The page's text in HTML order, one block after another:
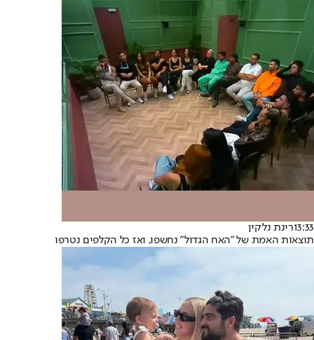
13:33רינת נלקין
תוצאות האמת של "האח הגדול" נחשפו, ואז כל הקלפים נטרפו